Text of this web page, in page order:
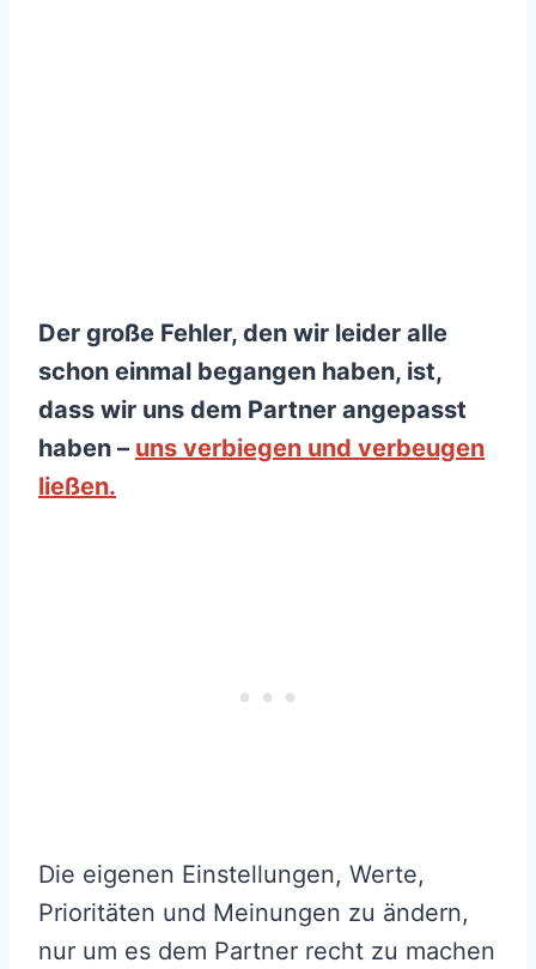
Der große Fehler, den wir leider alle
schon einmal begangen haben, ist,
dass wir uns dem Partner angepasst
haben – uns verbiegen und verbeugen
ließen.
Die eigenen Einstellungen, Werte,
Prioritäten und Meinungen zu ändern,
nur um es dem Partner recht zu machen